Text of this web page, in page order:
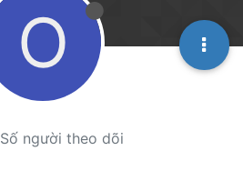
Số người theo dõi
O